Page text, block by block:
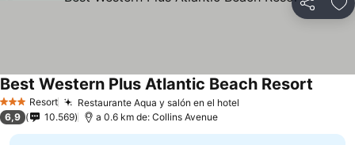
Compartir
3 EstrellasResort Restaurante Aqua y salón en el hotel
Best Western Plus Atlantic Beach Resort
6,9 10.569 a 0.6 km de: Collins Avenue